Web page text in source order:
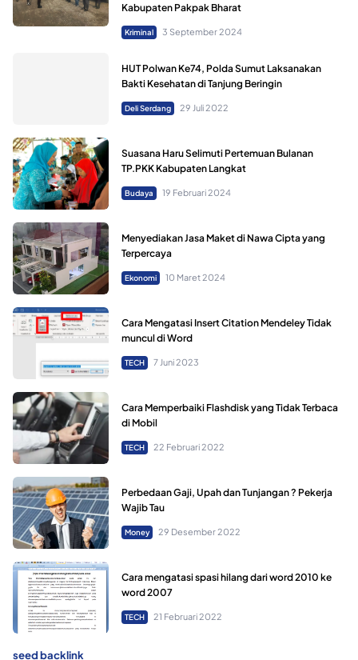
Kabupaten Pakpak Bharat
Kriminal 3 September 2024
HUT Polwan Ke74, Polda Sumut Laksanakan
Bakti Kesehatan di Tanjung Beringin
Deli Serdang 29 Juli 2022
Suasana Haru Selimuti Pertemuan Bulanan
TP.PKK Kabupaten Langkat
Budaya 19 Februari 2024
Menyediakan Jasa Maket di Nawa Cipta yang
Terpercaya
Ekonomi 10 Maret 2024
Cara Mengatasi Insert Citation Mendeley Tidak
muncul di Word
TECH 7 Juni 2023
Cara Memperbaiki Flashdisk yang Tidak Terbaca
di Mobil
TECH 22 Februari 2022
Perbedaan Gaji, Upah dan Tunjangan ? Pekerja
Wajib Tau
Money 29 Desember 2022
Cara mengatasi spasi hilang dari word 2010 ke
word 2007
TECH 21 Februari 2022
seed backlink